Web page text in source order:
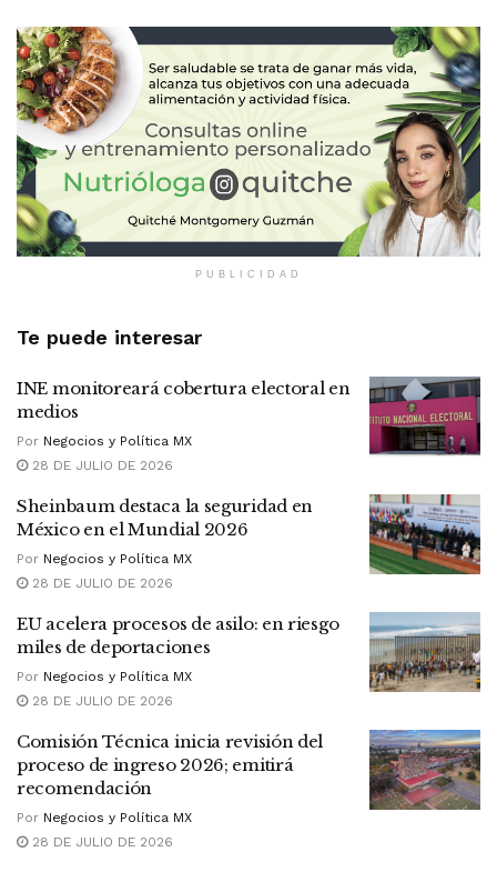
PUBLICIDAD
Te puede interesar
INE monitoreará cobertura electoral en
medios
Por Negocios y Política MX
28 DE JULIO DE 2026
Sheinbaum destaca la seguridad en
México en el Mundial 2026
Por Negocios y Política MX
28 DE JULIO DE 2026
EU acelera procesos de asilo: en riesgo
miles de deportaciones
Por Negocios y Política MX
28 DE JULIO DE 2026
Comisión Técnica inicia revisión del
proceso de ingreso 2026; emitirá
recomendación
Por Negocios y Política MX
28 DE JULIO DE 2026